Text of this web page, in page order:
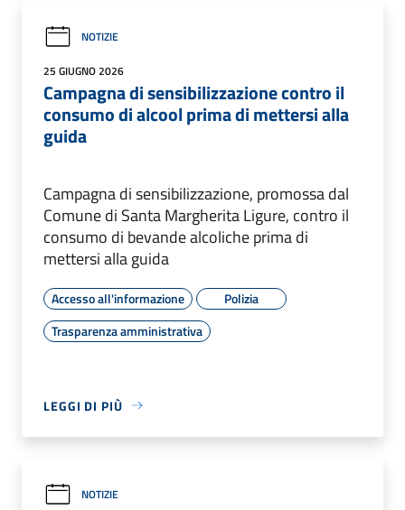
NOTIZIE
25 GIUGNO 2026
Campagna di sensibilizzazione contro il
consumo di alcool prima di mettersi alla
guida
Campagna di sensibilizzazione, promossa dal
Comune di Santa Margherita Ligure, contro il
consumo di bevande alcoliche prima di
mettersi alla guida
Accesso all'informazione
Polizia
Trasparenza amministrativa
LEGGI DI PIÙ
NOTIZIE